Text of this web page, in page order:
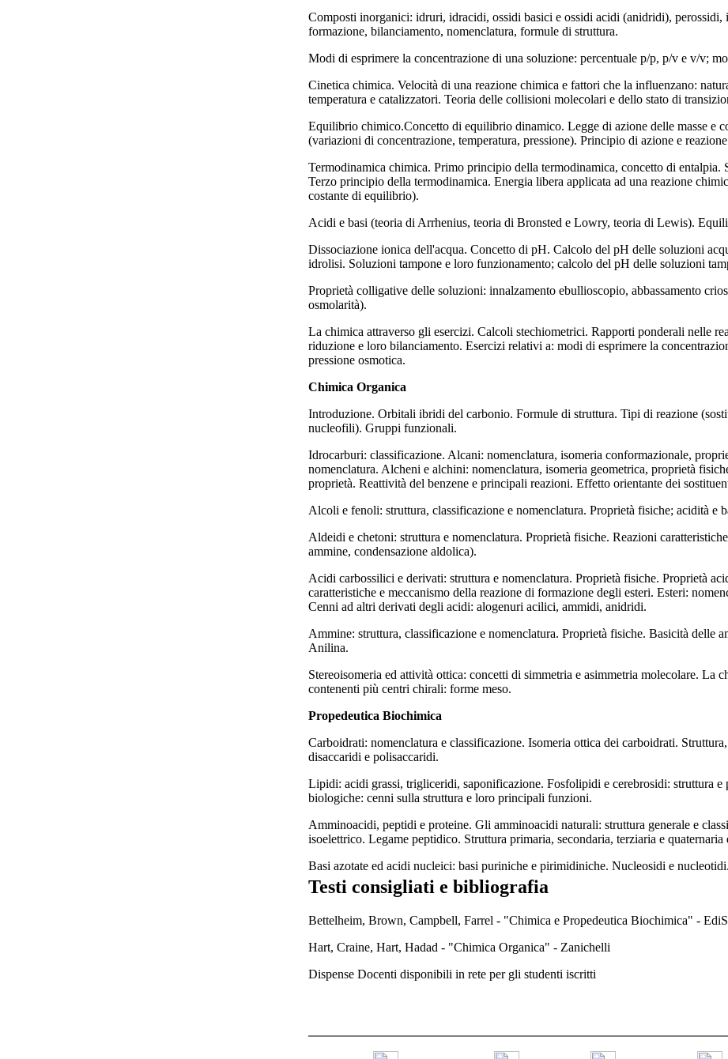
Composti inorganici: idruri, idracidi, ossidi basici e ossidi acidi (anidridi),
formazione, bilanciamento, nomenclatura, formule di struttura.
Modi di esprimere la concentrazione di una soluzione: percentuale p/p, p/v e v/v;
Cinetica chimica. Velocità di una reazione chimica e fattori che la influenzano:
temperatura e catalizzatori. Teoria delle collisioni molecolari e dello stato di
Equilibrio chimico.Concetto di equilibrio dinamico. Legge di azione delle masse e
(variazioni di concentrazione, temperatura, pressione). Principio di azione e
Termodinamica chimica. Primo principio della termodinamica, concetto di
Terzo principio della termodinamica. Energia libera applicata ad una reazione
costante di equilibrio).
Acidi e basi (teoria di Arrhenius, teoria di Bronsted e Lowry, teoria di Lewis).
Dissociazione ionica dell'acqua. Concetto di pH. Calcolo del pH delle soluzioni
idrolisi. Soluzioni tampone e loro funzionamento; calcolo del pH delle soluzioni
Proprietà colligative delle soluzioni: innalzamento ebullioscopio, abbassamento
osmolarità).
La chimica attraverso gli esercizi. Calcoli stechiometrici. Rapporti ponderali nelle
riduzione e loro bilanciamento. Esercizi relativi a: modi di esprimere la
pressione osmotica.
Chimica Organica
Introduzione. Orbitali ibridi del carbonio. Formule di struttura. Tipi di reazione
nucleofili). Gruppi funzionali.
Idrocarburi: classificazione. Alcani: nomenclatura, isomeria conformazionale,
nomenclatura. Alcheni e alchini: nomenclatura, isomeria geometrica, proprietà
proprietà. Reattività del benzene e principali reazioni. Effetto orientante dei
Alcoli e fenoli: struttura, classificazione e nomenclatura. Proprietà fisiche; acidità e
Aldeidi e chetoni: struttura e nomenclatura. Proprietà fisiche. Reazioni
ammine, condensazione aldolica).
Acidi carbossilici e derivati: struttura e nomenclatura. Proprietà fisiche. Proprietà
caratteristiche e meccanismo della reazione di formazione degli esteri. Esteri:
Cenni ad altri derivati degli acidi: alogenuri acilici, ammidi, anidridi.
Ammine: struttura, classificazione e nomenclatura. Proprietà fisiche. Basicità delle
Anilina.
Stereoisomeria ed attività ottica: concetti di simmetria e asimmetria molecolare. La
contenenti più centri chirali: forme meso.
Propedeutica Biochimica
Carboidrati: nomenclatura e classificazione. Isomeria ottica dei carboidrati.
disaccaridi e polisaccaridi.
Lipidi: acidi grassi, trigliceridi, saponificazione. Fosfolipidi e cerebrosidi: struttura
biologiche: cenni sulla struttura e loro principali funzioni.
Amminoacidi, peptidi e proteine. Gli amminoacidi naturali: struttura generale e
isoelettrico. Legame peptidico. Struttura primaria, secondaria, terziaria e
Basi azotate ed acidi nucleici: basi puriniche e pirimidiniche. Nucleosidi e
Testi consigliati e bibliografia
Bettelheim, Brown, Campbell, Farrel - "Chimica e Propedeutica Biochimica" -
Hart, Craine, Hart, Hadad - "Chimica Organica" - Zanichelli
Dispense Docenti disponibili in rete per gli studenti iscritti